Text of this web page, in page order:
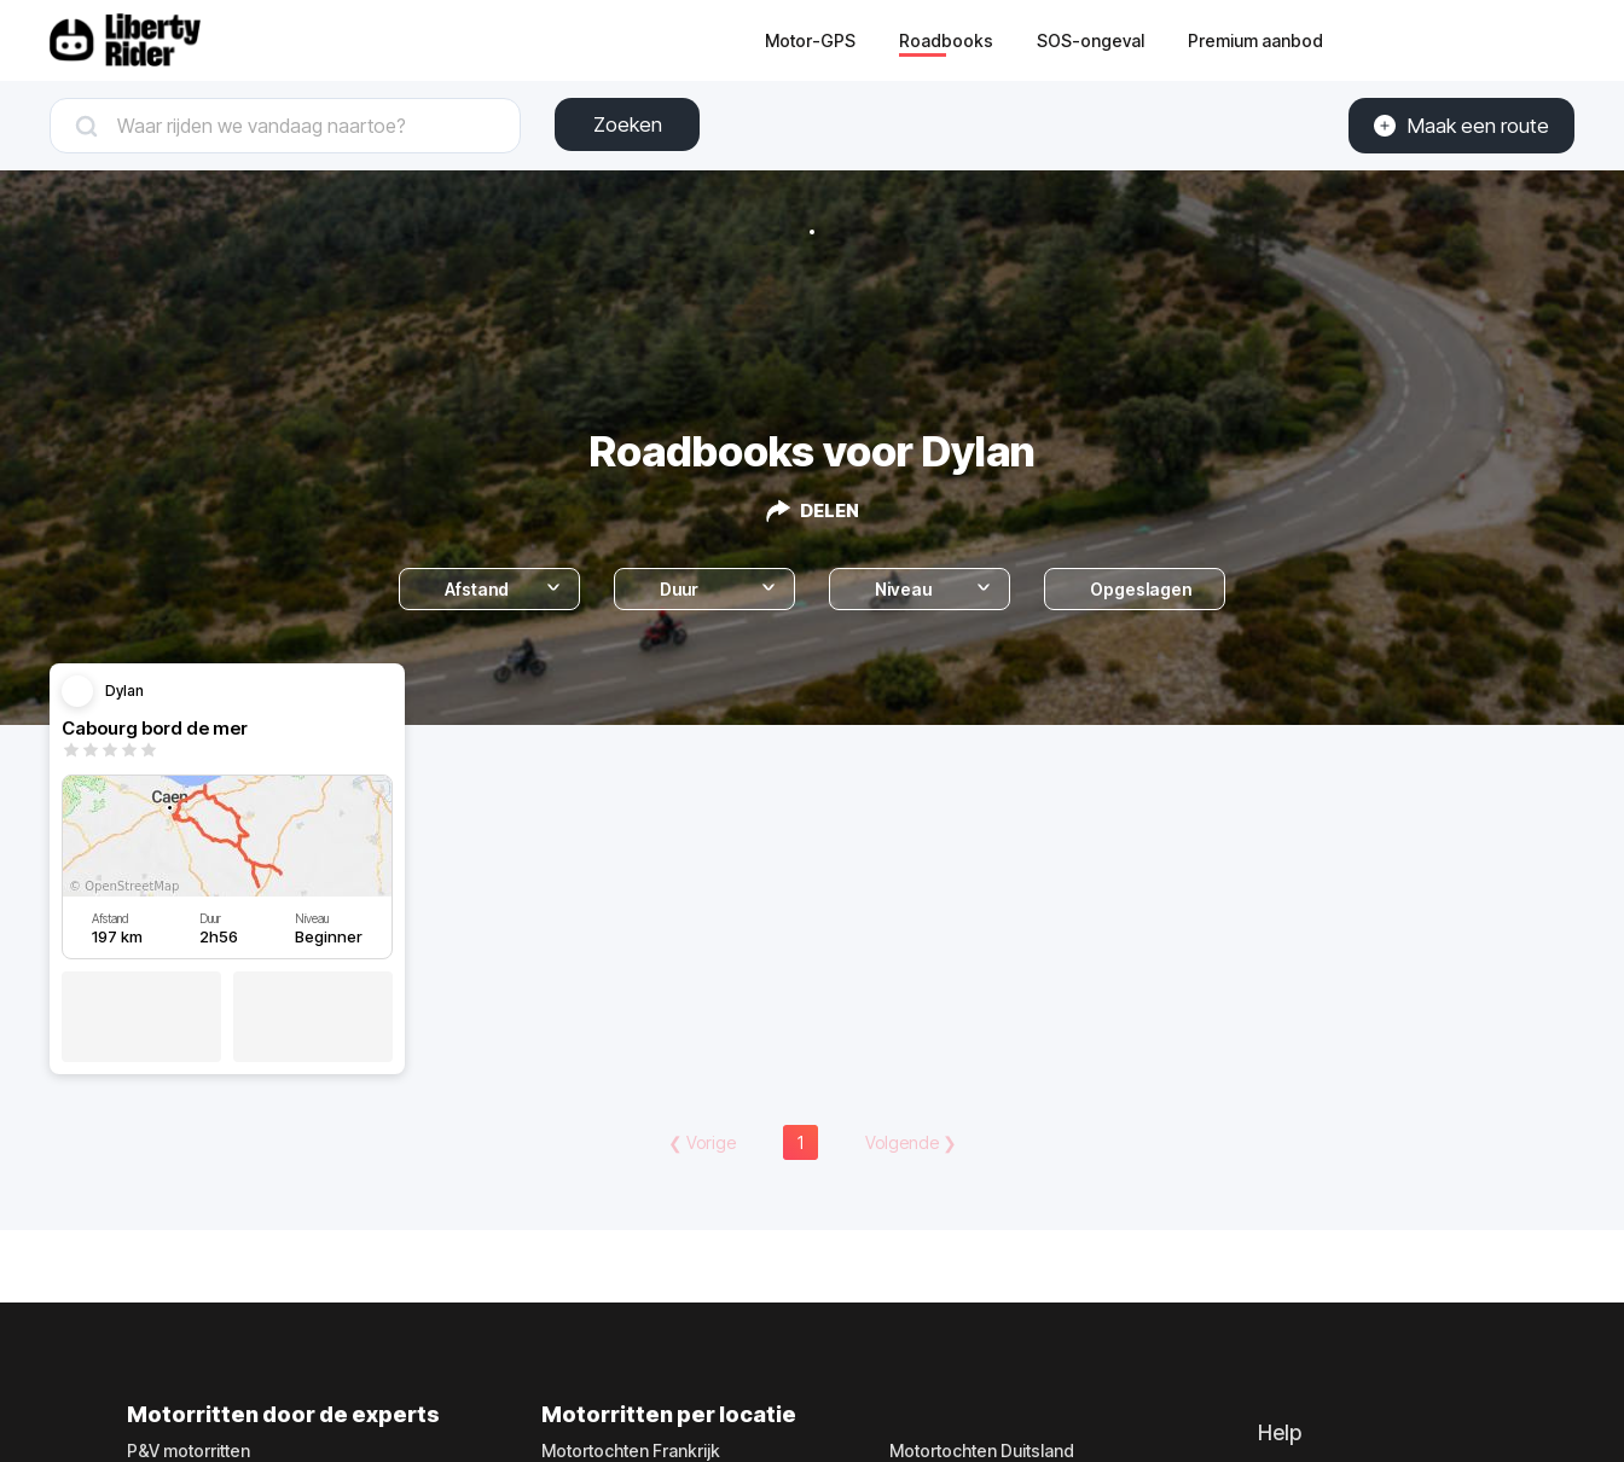
Motor-GPS Roadbooks SOS-ongeval Premium aanbod
Zoeken Maak een route
Roadbooks voor Dylan
DELEN
Afstand Duur Niveau Opgeslagen
Dylan
Cabourg bord de mer
Afstand
197 km
Duur
2h56
Niveau
Beginner
❮ Vorige 1 Volgende❯
Motorritten door de experts
P&V motorritten
Motorritten per locatie
Motortochten Frankrijk
Motortochten Duitsland
Help